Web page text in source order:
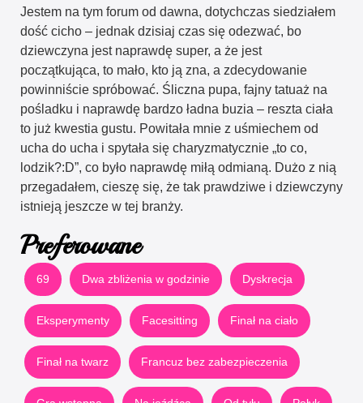
Jestem na tym forum od dawna, dotychczas siedziałem
dość cicho – jednak dzisiaj czas się odezwać, bo
dziewczyna jest naprawdę super, a że jest
początkująca, to mało, kto ją zna, a zdecydowanie
powinniście spróbować. Śliczna pupa, fajny tatuaż na
pośladku i naprawdę bardzo ładna buzia – reszta ciała
to już kwestia gustu. Powitała mnie z uśmiechem od
ucha do ucha i spytała się charyzmatycznie „to co,
lodzik?:D”, co było naprawdę miłą odmianą. Dużo z nią
przegadałem, cieszę się, że tak prawdziwe i dziewczyny
istnieją jeszcze w tej branży.
Preferowane
69 Dwa zbliżenia w godzinie Dyskrecja
Eksperymenty Facesitting Finał na ciało
Finał na twarz Francuz bez zabezpieczenia